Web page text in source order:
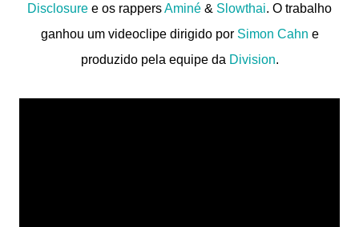
Disclosure e os rappersAminé & Slowthai. O trabalho
ganhou um videoclipe dirigido por Simon Cahn e
produzido pela equipe da Division.